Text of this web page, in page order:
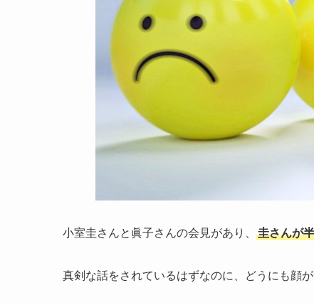
小室圭さんと眞子さんの会見があり、 圭さんが
真剣な話をされているはずなのに、どうにも顔